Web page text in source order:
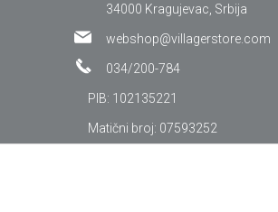
34000 Kragujevac, Srbija
webshop@villagerstore.com
034/200-784
PIB: 102135221
Matični broj: 07593252